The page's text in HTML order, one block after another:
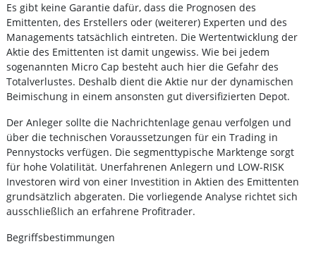
Es gibt keine Garantie dafür, dass die Prognosen des
Emittenten, des Erstellers oder (weiterer) Experten und des
Managements tatsächlich eintreten. Die Wertentwicklung der
Aktie des Emittenten ist damit ungewiss. Wie bei jedem
sogenannten Micro Cap besteht auch hier die Gefahr des
Totalverlustes. Deshalb dient die Aktie nur der dynamischen
Beimischung in einem ansonsten gut diversifizierten Depot.
Der Anleger sollte die Nachrichtenlage genau verfolgen und
über die technischen Voraussetzungen für ein Trading in
Pennystocks verfügen. Die segmenttypische Marktenge sorgt
für hohe Volatilität. Unerfahrenen Anlegern und LOW-RISK
Investoren wird von einer Investition in Aktien des Emittenten
grundsätzlich abgeraten. Die vorliegende Analyse richtet sich
ausschließlich an erfahrene Profitrader.
Begriffsbestimmungen